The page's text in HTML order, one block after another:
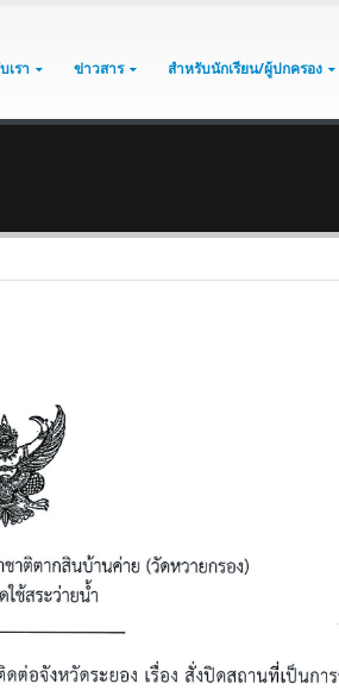
เรา ข่าวสาร สำหรับนักเรียน/ผู้ปกครอง